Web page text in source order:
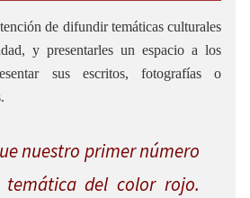
de difundir temáticas culturales
y presentarles un espacio a los
sus escritos, fotografías o
nuestro primer número
del color rojo.